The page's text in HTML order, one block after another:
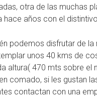
otra de las muchas
hace años con el
podemos disfrutar de
unos 40 kms de
altura( 470 mts sobre el
comado, si les gustan
contactan con una